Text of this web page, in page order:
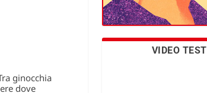
ginocchia
dove
VIDEO TEST